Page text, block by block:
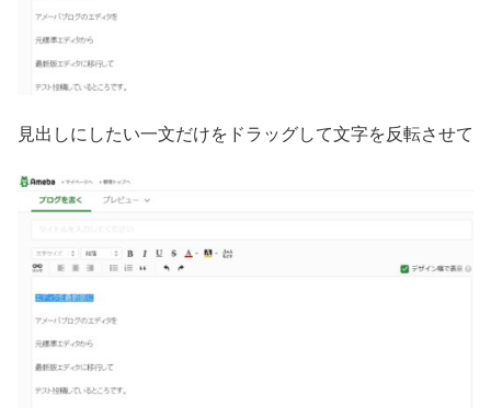
見出しにしたい一文だけをドラッグして文字を反転させて